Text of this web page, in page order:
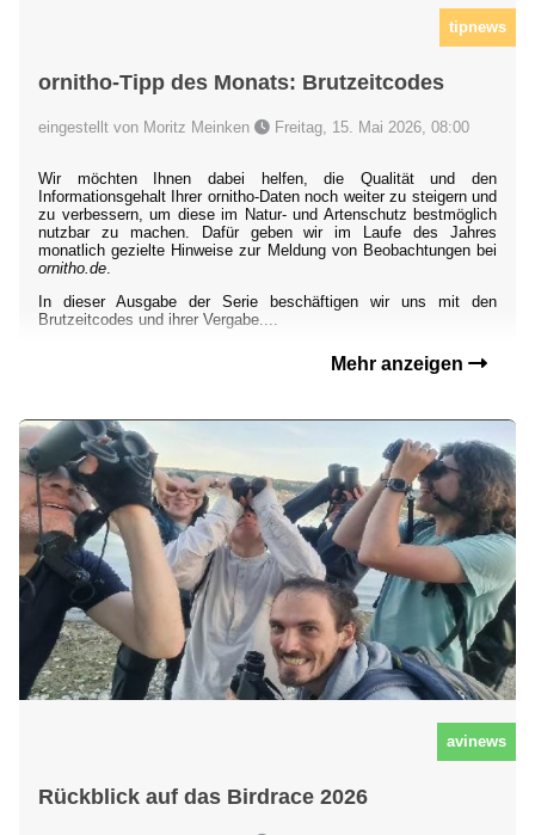
tipnews
ornitho-Tipp des Monats: Brutzeitcodes
eingestellt von Moritz Meinken Freitag, 15. Mai 2026, 08:00
Wir möchten Ihnen dabei helfen, die Qualität und den
Informationsgehalt Ihrer ornitho-Daten noch weiter zu steigern und
zu verbessern, um diese im Natur- und Artenschutz bestmöglich
nutzbar zu machen. Dafür geben wir im Laufe des Jahres
monatlich gezielte Hinweise zur Meldung von Beobachtungen bei
ornitho.de.
In dieser Ausgabe der Serie beschäftigen wir uns mit den
Brutzeitcodes und ihrer Vergabe....
Mehr anzeigen
avinews
Rückblick auf das Birdrace 2026